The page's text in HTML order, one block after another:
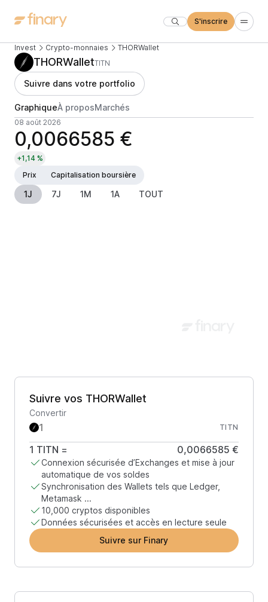
S'inscrire
Invest Crypto-monnaies THORWallet
THORWalletTITN
Suivre dans votre portfolio
GraphiqueÀ proposMarchés
08 août 2026
0,0066585 €
+1,14 %
Prix
Capitalisation boursière
1J 7J 1M 1A TOUT
Suivre vos THORWallet
Convertir
TITN
1 TITN = 0,0066585 €
Connexion sécurisée d’Exchanges et mise à jour
automatique de vos soldes
Synchronisation des Wallets tels que Ledger,
Metamask ...
10,000 cryptos disponibles
Données sécurisées et accès en lecture seule
Suivre sur Finary